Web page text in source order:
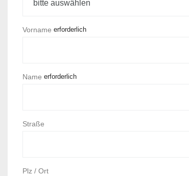
Vorname erforderlich
Name erforderlich
Straße
Plz / Ort